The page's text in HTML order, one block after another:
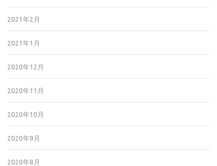
2021年2月
2021年1月
2020年12月
2020年11月
2020年10月
2020年9月
2020年8月